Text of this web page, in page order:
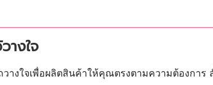
างใจ
งใจเพื่อผลิตสินค้าให้คุณตรงตามความต้องการ